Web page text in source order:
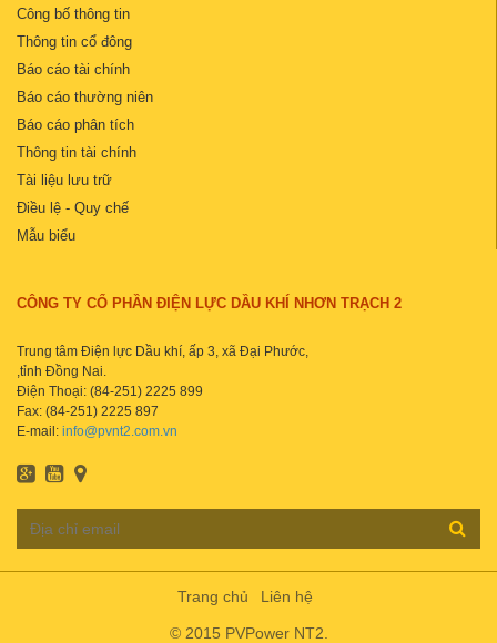
Công bố thông tin
Thông tin cổ đông
Báo cáo tài chính
Báo cáo thường niên
Báo cáo phân tích
Thông tin tài chính
Tài liệu lưu trữ
Điều lệ - Quy chế
Mẫu biểu
CÔNG TY CỔ PHẦN ĐIỆN LỰC DẦU KHÍ NHƠN TRẠCH 2
Trung tâm Điện lực Dầu khí, ấp 3, xã Đại Phước,
,tỉnh Đồng Nai.
Điện Thoại: (84-251) 2225 899
Fax: (84-251) 2225 897
E-mail: info@pvnt2.com.vn
Trang chủ Liên hệ
© 2015 PVPower NT2.